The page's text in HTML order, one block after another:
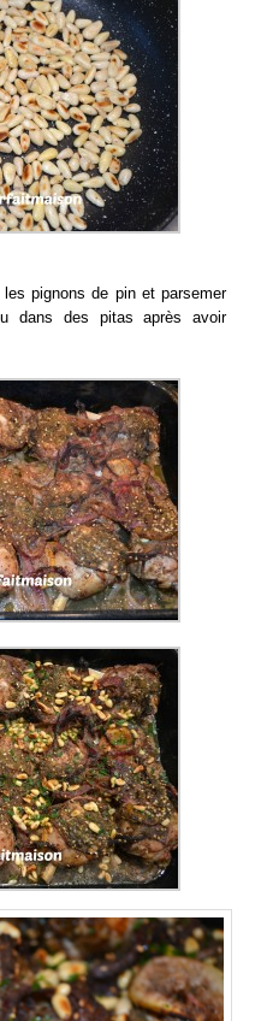
pignons de pin et parsemer
dans des pitas après avoir